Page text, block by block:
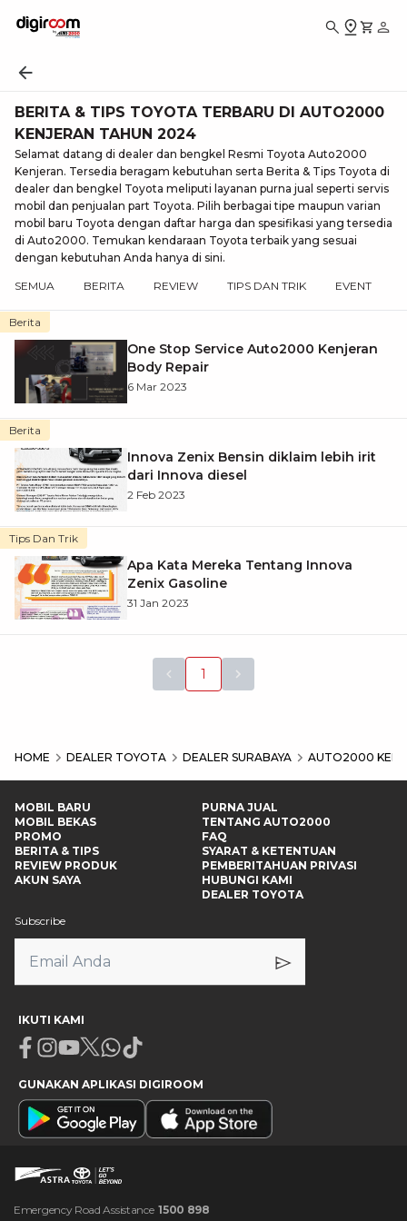
BERITA & TIPS TOYOTA TERBARU DI AUTO2000
KENJERAN TAHUN 2024
Selamat datang di dealer dan bengkel Resmi Toyota Auto2000
Kenjeran. Tersedia beragam kebutuhan serta Berita & Tips Toyota di
dealer dan bengkel Toyota meliputi layanan purna jual seperti servis
mobil dan penjualan part Toyota. Pilih berbagai tipe maupun varian
mobil baru Toyota dengan daftar harga dan spesifikasi yang tersedia
di Auto2000. Temukan kendaraan Toyota terbaik yang sesuai
dengan kebutuhan Anda hanya di sini.
SEMUA BERITA REVIEW TIPS DAN TRIK EVENT
Berita
One Stop Service Auto2000 Kenjeran
Body Repair
6 Mar 2023
Berita
Innova Zenix Bensin diklaim lebih irit
dari Innova diesel
2 Feb 2023
Tips Dan Trik
Apa Kata Mereka Tentang Innova
Zenix Gasoline
31 Jan 2023
1
HOME DEALER TOYOTA DEALER SURABAYA AUTO2000
MOBIL BARU
MOBIL BEKAS
PROMO
BERITA & TIPS
REVIEW PRODUK
AKUN SAYA
PURNA JUAL
TENTANG AUTO2000
FAQ
SYARAT & KETENTUAN
PEMBERITAHUAN PRIVASI
HUBUNGI KAMI
DEALER TOYOTA
Subscribe
IKUTI KAMI
Facebook
Instagram
Youtube
X Whatsapp
Tiktok
GUNAKAN APLIKASI DIGIROOM
Emergency Road Assistance 1500 898